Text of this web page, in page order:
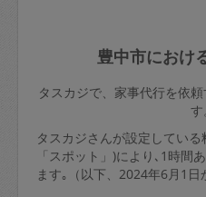
豊中市におけ
タスカジで、家事代行を依
す
タスカジさんが設定してい
「スポット」)により､1時間
ます｡（以下、2024年6月1日